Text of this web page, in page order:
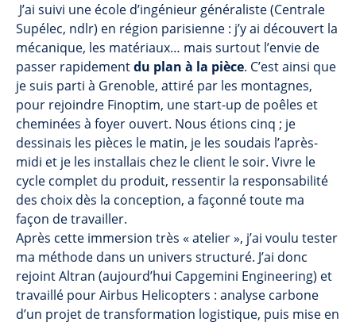
J’ai suivi une école d’ingénieur généraliste (Centrale
Supélec, ndlr) en région parisienne : j’y ai découvert la
mécanique, les matériaux… mais surtout l’envie de
passer rapidementdu plan à la pièce. C’est ainsi que
je suis parti à Grenoble, attiré par les montagnes,
pour rejoindre Finoptim, une start-up de poêles et
cheminées à foyer ouvert. Nous étions cinq ; je
dessinais les pièces le matin, je les soudais l’après-
midi et je les installais chez le client le soir. Vivre le
cycle complet du produit, ressentir la responsabilité
des choix dès la conception, a façonné toute ma
façon de travailler.
Après cette immersion très « atelier », j’ai voulu tester
ma méthode dans un univers structuré. J’ai donc
rejoint Altran (aujourd’hui Capgemini Engineering) et
travaillé pour Airbus Helicopters : analyse carbone
d’un projet de transformation logistique, puis mise en